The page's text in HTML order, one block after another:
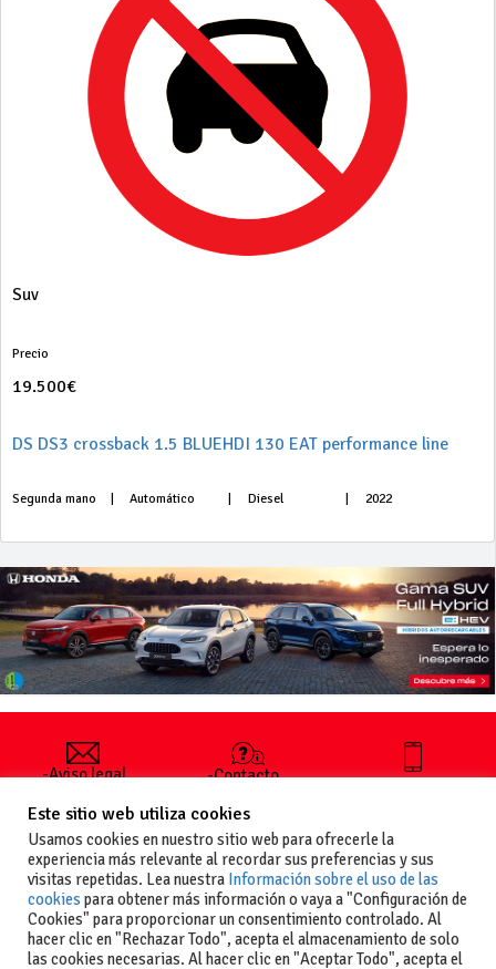
Suv
Precio
19.500€
DS DS3 crossback 1.5 BLUEHDI 130 EAT performance line
Segunda mano Automático Diesel 2022
-Aviso legal
generales
de uso
-Política de
privacidad
-Política de
cookies
-Contacto
publicar un
anuncio
-Vende+
+34 627 35
Este sitio web utiliza cookies
Usamos cookies en nuestro sitio web para ofrecerle la
experiencia más relevante al recordar sus preferencias y sus
visitas repetidas. Lea nuestra Información sobre el uso de las
cookies para obtener más información o vaya a "Configuración de
Cookies" para proporcionar un consentimiento controlado. Al
hacer clic en "Rechazar Todo", acepta el almacenamiento de solo
las cookies necesarias. Al hacer clic en "Aceptar Todo", acepta el